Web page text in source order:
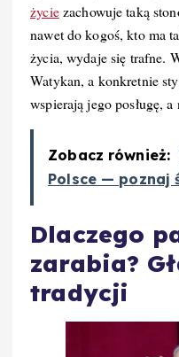
życiezachowuje taką
nawet do kogoś, kto ma
życia, wydaje się trafne.
Watykan, a konkretnie
wspierają jego posługę,
Zobacz również:
Polsce — poznaj
Dlaczego
zarabia?
tradycji